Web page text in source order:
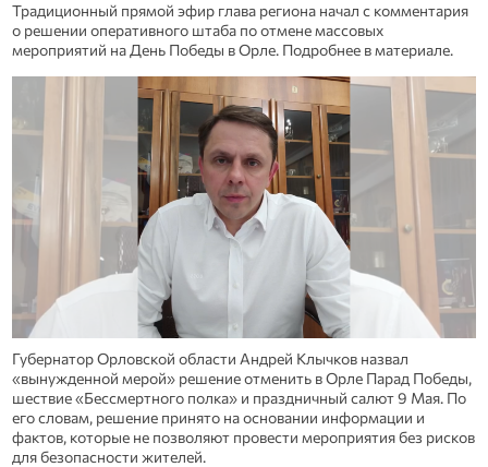
Традиционный прямой эфир глава региона начал с комментария
о решении оперативного штаба по отмене массовых
мероприятий на День Победы в Орле. Подробнее в материале.
Губернатор Орловской области Андрей Клычков назвал
«вынужденной мерой» решение отменить в Орле Парад Победы,
шествие «Бессмертного полка» и праздничный салют 9 Мая. По
его словам, решение принято на основании информации и
фактов, которые не позволяют провести мероприятия без рисков
для безопасности жителей.